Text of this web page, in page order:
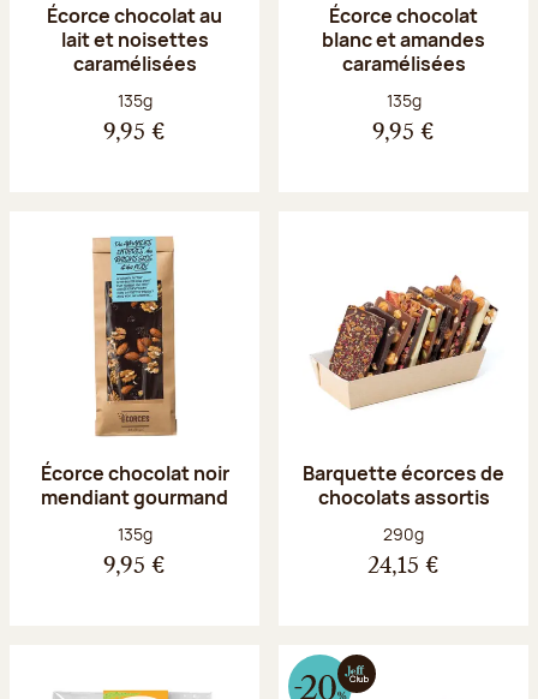
Écorce chocolat au
lait et noisettes
caramélisées
Poids net :
135g
9,95 €
Écorce chocolat
blanc et amandes
caramélisées
Poids net :
135g
9,95 €
Écorce chocolat noir
mendiant gourmand
Poids net :
135g
9,95 €
Barquette écorces de
chocolats assortis
Poids net :
290g
24,15 €